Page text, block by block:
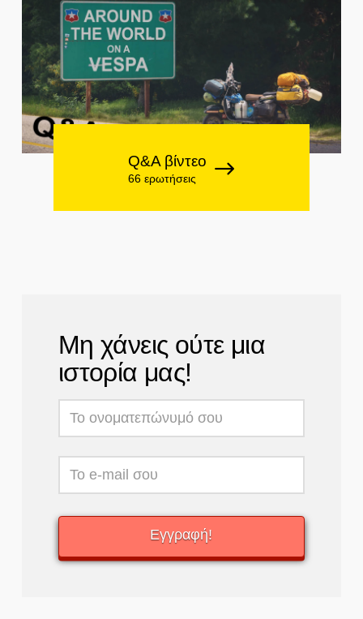
Q&A βίντεο
66 ερωτήσεις
Μη χάνεις ούτε μια
ιστορία μας!